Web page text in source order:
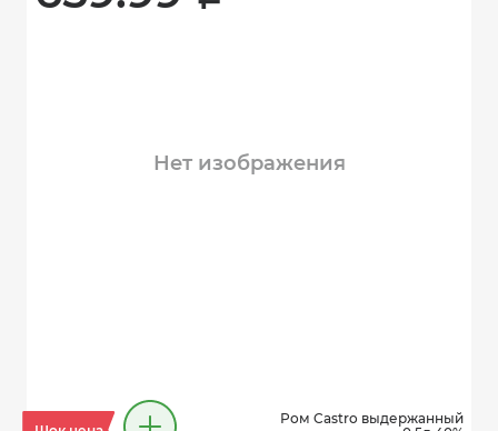
Нет изображения
Ром Castro выдержанный